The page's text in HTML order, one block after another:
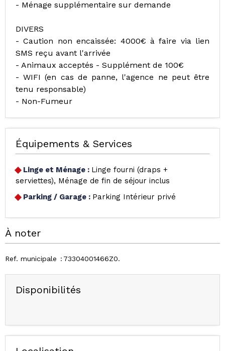
- Ménage supplémentaire sur demande
DIVERS
- Caution non encaissée: 4000€ à faire via lien
SMS reçu avant l'arrivée
- Animaux acceptés - Supplément de 100€
- WIFI (en cas de panne, l'agence ne peut être
tenu responsable)
- Non-Fumeur
Équipements & Services
Linge et Ménage : Linge fourni (draps +
serviettes)
Ménage de fin de séjour inclus
Parking / Garage : Parking Intérieur privé
À noter
Ref. municipale 73304001466Z0
Disponibilités